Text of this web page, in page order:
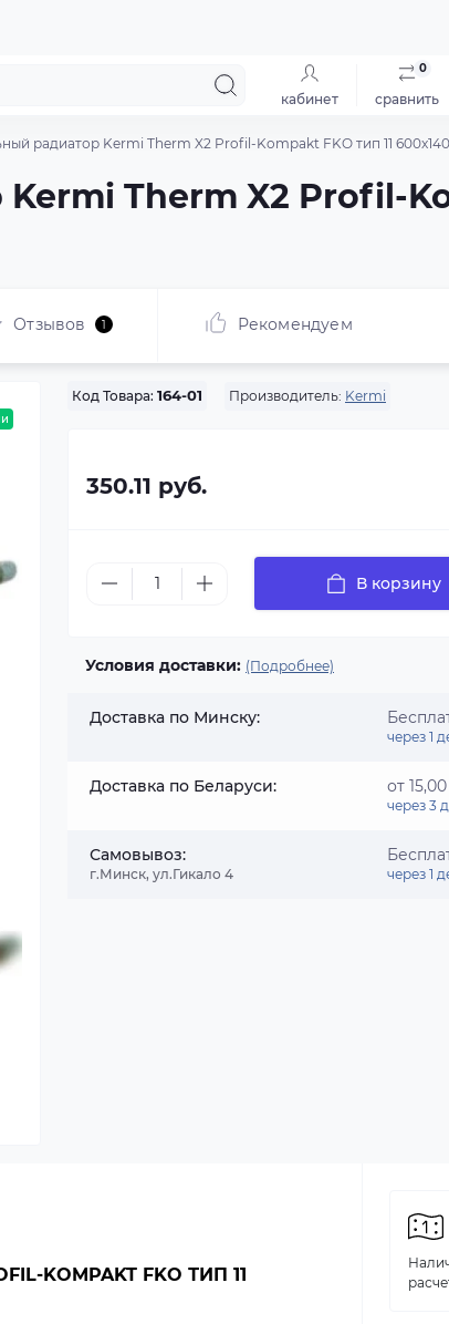
кабинет сравнить
0
радиатор Kermi Therm X2 Profil-Kompakt FKO тип 11
Therm X2 Profil-
Отзывов 1 Рекомендуем
Код Товара: 164-01 Производитель: Kermi
350.11 руб.
В корзину
Условия доставки: (Подробнее)
Доставка по Минску:
через 1
Доставка по Беларуси: от
через 3
Самовывоз:
г.Минск, ул.Гикало 4 через 1
KOMPAKT FKO ТИП 11